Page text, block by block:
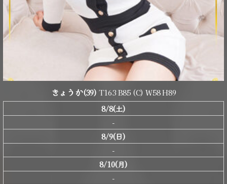
きょうか(39) T163 B85 (C) W58 H89
8/8(土)
-
8/9(日)
-
8/10(月)
-